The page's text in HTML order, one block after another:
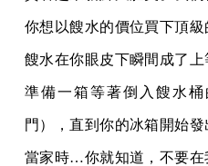
你想以餿水的價位買下頂
餿水在你眼皮下瞬間成了
準備一箱等著倒入餿水
門），直到你的冰箱開始
當家時…你就知道，不要在